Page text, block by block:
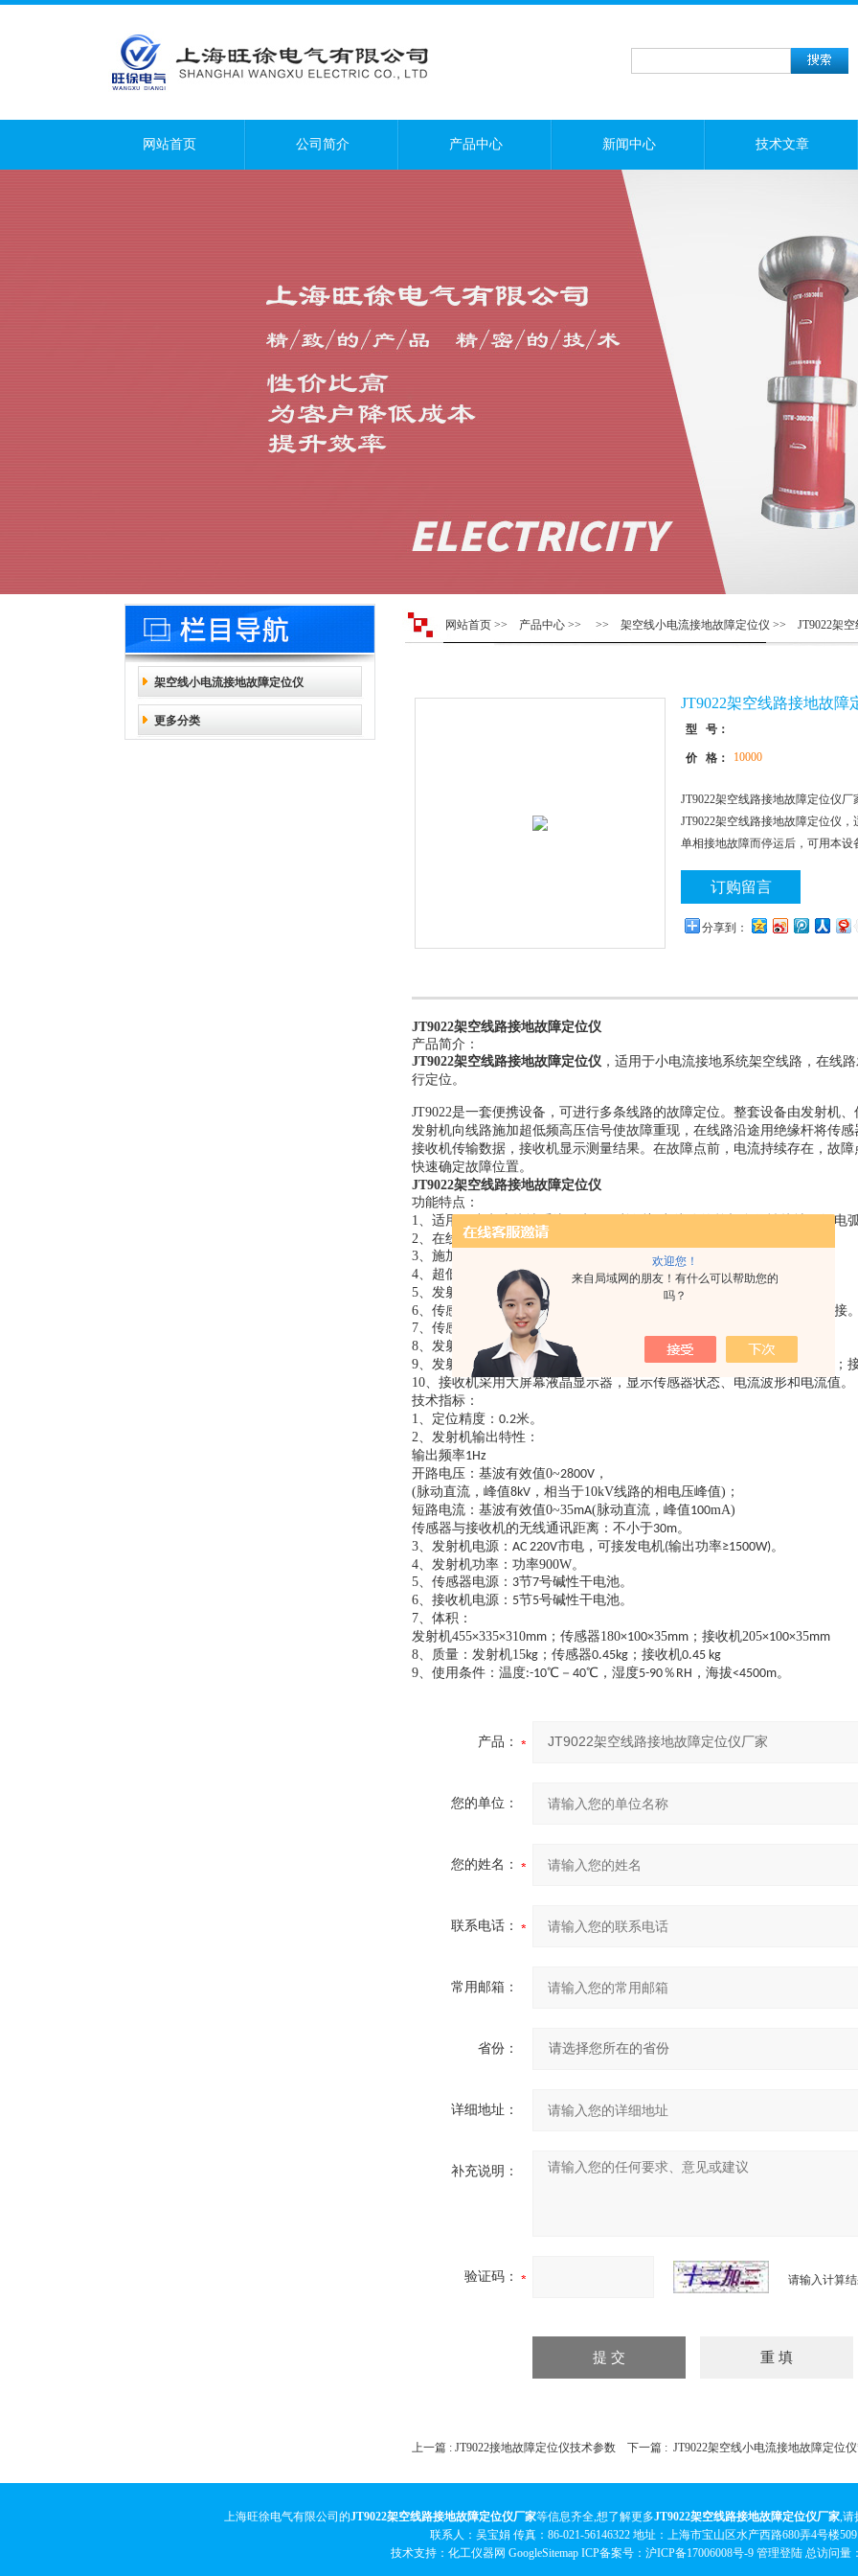
欢迎您！
来自局域网的朋友！有什么可以帮助您的
吗？
网站首页 公司简介 产品中心 新闻中心 技术文章
架空线小电流接地故障定位仪
更多分类
网站首页 >> 产品中心 >> >> 架空线小电流接地故障定位仪 >> JT9022架空
JT9022架空线路接地故障
型 号：
价 格： 10000
JT9022架空线路接地故障定位仪厂
JT9022架空线路接地故障定位仪
单相接地故障而停运后，可用本设
订购留言
分享到：
JT9022架空线路接地故障定位仪
产品简介：
JT9022架空线路接地故障定位仪 ， 适用于小电流接地系统架空线路， 在线
行定位。
JT9022是一套便携设备，可进行多条线路的故障定位。整套设备由发射机
发射机向线路施加超低频高压信号使故障重现，在线路沿途用绝缘杆将传
接收机传输数据，接收机显示测量结果。在故障点前，电流持续存在，故
快速确定故障位置。
JT9022架空线路接地故障定位仪
功能特点：
1、 适用 小电流接地系统配电网，检测架空线路的
金属性接地、经电
2、 在线路停运后进行定位，特别适用于有电缆分支的故障线路。
3、 施加高压信号使故障重现，
信号稳定，易于检测。
4、 超低频信号避免系统 分布电容影响，能对 高阻值故障进行定位
5、 发射机安全特性：高压启动闭锁功能、输出允许
6、 传感器使用高灵敏度传感器，开口设计，无需闭合，方便在线路上挂接。
7、 传感器和接收机无线
8、 发射机可使用市电、发电机
供电，传感器和接收机干电池供电。
9、 发射机体积小，重量轻；传感器为体积重量小化设计，方便沿线挂接；
10、 接收机采用大屏幕液晶显示器，显示传感器状态、 电流波形和电流值。
技术指标：
1、 定位精度：0.2米。
2、 发射机输出特性：
输出频率1Hz
开路电压 ：基波有效值0~2800V ，
(脉动直流，峰值8kV ，相当于10kV线路的相电压峰值)；
短路电流 ：基波有效值0~35mA(脉动直流，峰值100mA)
传感器与接收机的无线通讯距离：不小于30m。
3、 发射机电源：AC 220V市电，可接发电机(输出功率≥1500W)。
4、 发射机功率：功率900W。
5、 传感器电源：3节7号碱性干电池。
6、 接收机电源：5节5号碱性干电池。
7、 体积：
发射机455×335×310mm ；传感器180×100×35mm ；接收机205×100×35mm
8、 质量： 发射机15kg ；传感器0.45kg ；接收机0.45 kg
9、 使用条件：温度:-10℃－40℃，湿度5-90％RH，海拔<4500m。
产品：
您的单位：
您的姓名：
联系电话：
常用邮箱：
省份：
详细地址：
补充说明：
验证码： 请输入计算
上一篇 : JT9022接地故障定位仪技术参数 下一篇 : JT9022架空线小电流接地故障定位
上海旺徐电气有限公司的JT9022架空线路接地故障定位仪厂家等信息齐全,想了解更多JT9022架空线路接地故障定位仪厂家,请
联系人：吴宝娟 传真：86-021-56146322 地址：上海市宝山区水产西路680弄4号楼509
技术支持：化工仪器网 GoogleSitemapICP备案号： 沪ICP备17006008号-9 管理登陆总访问量：